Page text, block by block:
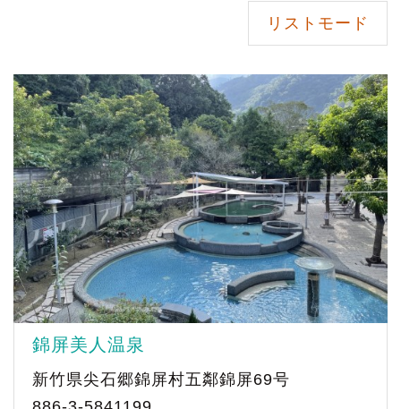
リストモード
錦屏美人温泉
新竹県尖石郷錦屏村五鄰錦屏69号